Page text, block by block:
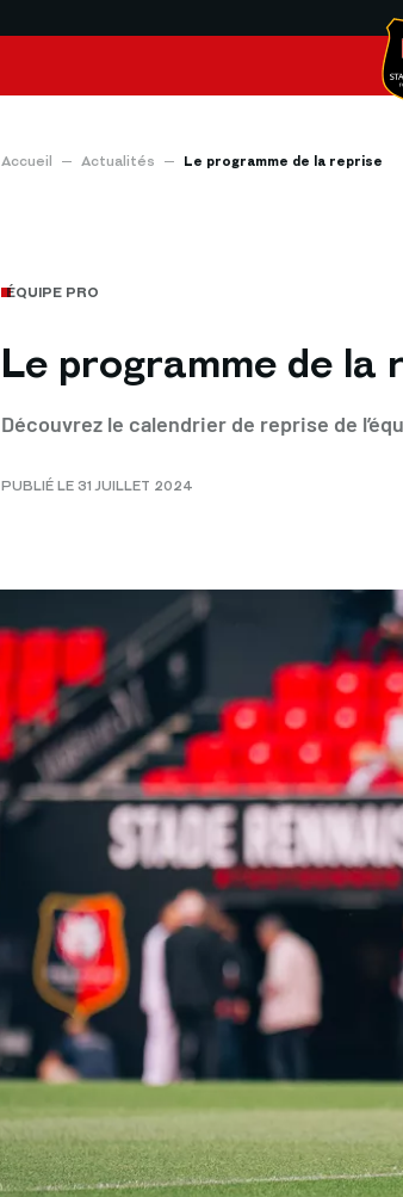
Accueil Actualités Le programme de la reprise
ÉQUIPE PRO
Le programme de la
Découvrez le calendrier de reprise de
PUBLIÉ LE 31 JUILLET 2024